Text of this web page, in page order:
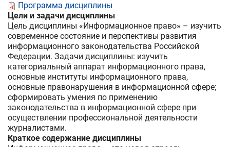
Программа дисциплины
Цели и задачи дисциплины
Цель дисциплины «Информационное право» – изучить
современное состояние и перспективы развития
информационного законодательства Российской
Федерации. Задачи дисциплины: изучить
категориальный аппарат информационного права,
основные институты информационного права,
основные правонарушения в информационной сфере;
сформировать умения по применению
законодательства в информационной сфере при
осуществлении профессиональной деятельности
журналистами.
Краткое содержание дисциплины